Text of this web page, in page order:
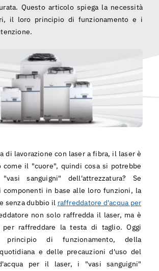
Contatti
Italiano
Questo articolo spiega la necessità
il loro principio di funzionamento e i
di lavorazione con laser a fibra, il laser è
come il "cuore", quindi cosa si potrebbe
sanguigni" dell'attrezzatura? Se
componenti in base alle loro funzioni, la
senza dubbio il raffreddatore d'acqua per
non solo raffredda il laser, ma è
per raffreddare la testa di taglio. Oggi
principio di funzionamento, della
e delle precauzioni d'uso del
per il laser, i "vasi sanguigni"